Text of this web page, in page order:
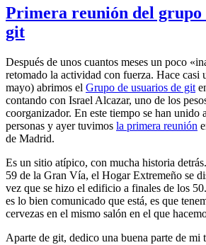
Primera reunión del grupo
git
Después de unos cuantos meses un poco
retomado la actividad con fuerza. Hace casi
mayo) abrimos el Grupo de usuarios de git
contando con Israel Alcazar, uno de los
coorganizador. En este tiempo se han unido
personas y ayer tuvimos la primera reunión
de Madrid.
Es un sitio atípico, con mucha historia
59 de la Gran Vía, el Hogar Extremeño se
vez que se hizo el edificio a finales de los
es lo bien comunicado que está, es que
cervezas en el mismo salón en el que
Aparte de git, dedico una buena parte de mi